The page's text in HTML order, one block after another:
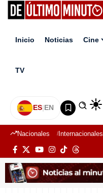
Inicio Noticias Cine
TV
ES|EN
Nacionales Internacionales